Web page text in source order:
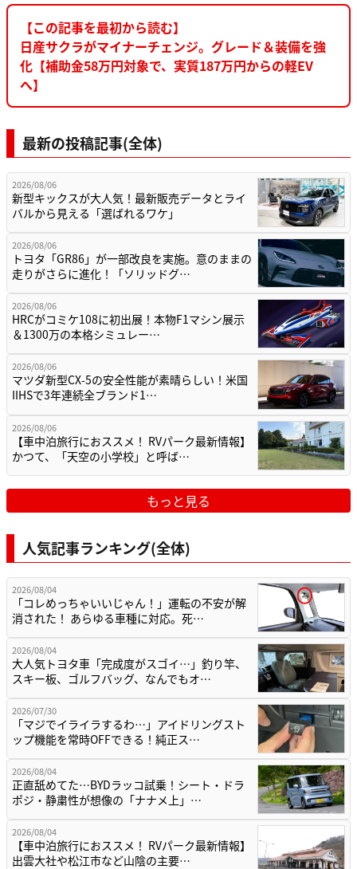
【この記事を最初から読む】
日産サクラがマイナーチェンジ。グレード＆装備を強
化【補助金58万円対象で、実質187万円からの軽EV
へ】
最新の投稿記事(全体)
2026/08/06
新型キックスが大人気！最新販売データとライ
バルから見える「選ばれるワケ」
2026/08/06
トヨタ「GR86」が一部改良を実施。意のままの
走りがさらに進化！「ソリッドグ…
2026/08/06
HRCがコミケ108に初出展！本物F1マシン展示
＆1300万の本格シミュレー…
2026/08/06
マツダ新型CX-5の安全性能が素晴らしい！米国
IIHSで3年連続全ブランド1…
2026/08/06
【車中泊旅行におススメ！ RVパーク最新情報】
かつて、「天空の小学校」と呼ば…
もっと見る
人気記事ランキング(全体)
2026/08/04
「コレめっちゃいいじゃん！」運転の不安が解
消された！ あらゆる車種に対応。死…
2026/08/04
大人気トヨタ車「完成度がスゴイ…」釣り竿、
スキー板、ゴルフバッグ、なんでもオ…
2026/07/30
「マジでイライラするわ…」アイドリングスト
ップ機能を常時OFFできる！純正ス…
2026/08/04
正直舐めてた…BYDラッコ試乗！シート・ドラ
ポジ・静粛性が想像の「ナナメ上」…
2026/08/04
【車中泊旅行におススメ！ RVパーク最新情報】
出雲大社や松江市など山陰の主要…